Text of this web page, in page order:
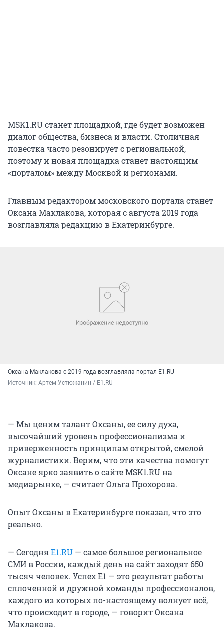
MSK1.RU станет площадкой, где будет возможен
диалог общества, бизнеса и власти. Столичная
повестка часто резонирует с региональной,
поэтому и новая площадка станет настоящим
«порталом» между Москвой и регионами.
Главным редактором московского портала станет
Оксана Маклакова, которая с августа 2019 года
возглавляла редакцию в Екатеринбурге.
Оксана Маклакова с 2019 года возглавляла портал E1.RU
Источник: Артем Устюжанин / E1.RU
— Мы ценим талант Оксаны, ее силу духа,
высочайший уровень профессионализма и
приверженность принципам открытой, смелой
журналистики. Верим, что эти качества помогут
Оксане ярко заявить о сайте MSK1.RU на
медиарынке, — считает Ольга Прохорова.
Опыт Оксаны в Екатеринбурге показал, что это
реально.
— СегодняЕ1.RU — самое большое региональное
СМИ в России, каждый день на сайт заходят 650
тысяч человек. Успех Е1 — это результат работы
сплоченной и дружной команды профессионалов,
каждого из которых по-настоящему волнует всё,
что происходит в городе, — говорит Оксана
Маклакова.